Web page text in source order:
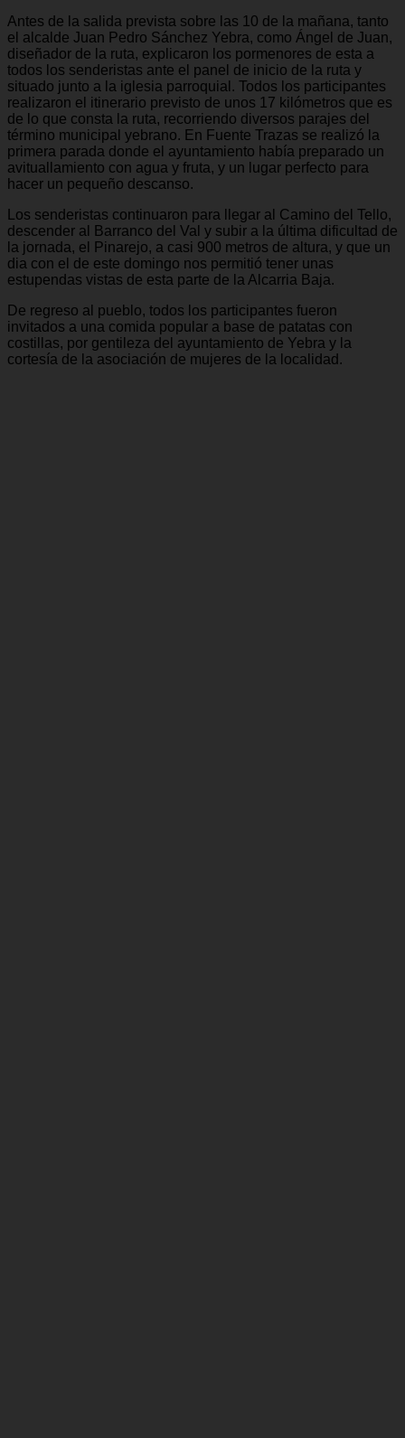
Antes de la salida prevista sobre las 10 de la mañana, tanto
el alcalde Juan Pedro Sánchez Yebra, como Ángel de Juan,
diseñador de la ruta, explicaron los pormenores de esta a
todos los senderistas ante el panel de inicio de la ruta y
situado junto a la iglesia parroquial. Todos los participantes
realizaron el itinerario previsto de unos 17 kilómetros que es
de lo que consta la ruta, recorriendo diversos parajes del
término municipal yebrano. En Fuente Trazas se realizó la
primera parada donde el ayuntamiento había preparado un
avituallamiento con agua y fruta, y un lugar perfecto para
hacer un pequeño descanso.
Los senderistas continuaron para llegar al Camino del Tello,
descender al Barranco del Val y subir a la última dificultad de
la jornada, el Pinarejo, a casi 900 metros de altura, y que un
dia con el de este domingo nos permitió tener unas
estupendas vistas de esta parte de la Alcarria Baja.
De regreso al pueblo, todos los participantes fueron
invitados a una comida popular a base de patatas con
costillas, por gentileza del ayuntamiento de Yebra y la
cortesía de la asociación de mujeres de la localidad.